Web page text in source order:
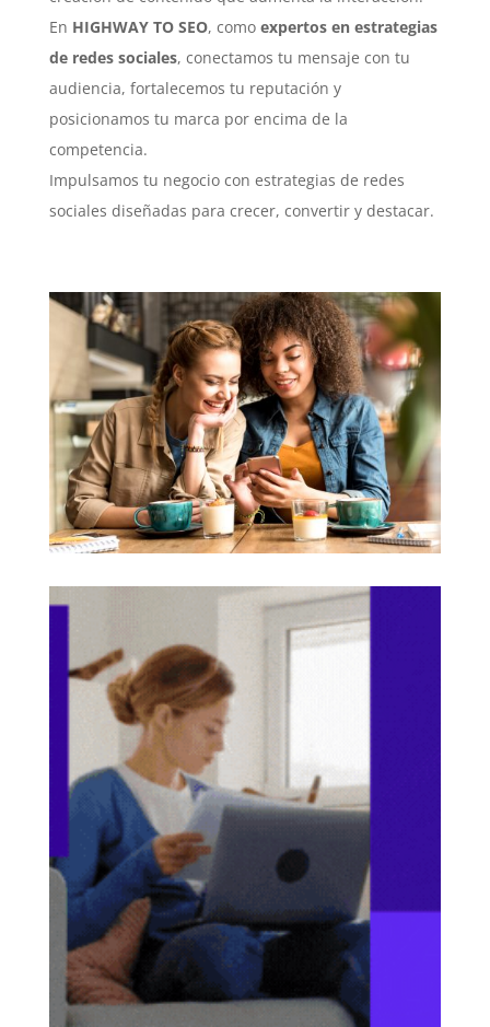
En HIGHWAY TO SEO, como expertos en estrategias
de redes sociales, conectamos tu mensaje con tu
audiencia, fortalecemos tu reputación y
posicionamos tu marca por encima de la
competencia.
Impulsamos tu negocio con estrategias de redes
sociales diseñadas para crecer, convertir y destacar.